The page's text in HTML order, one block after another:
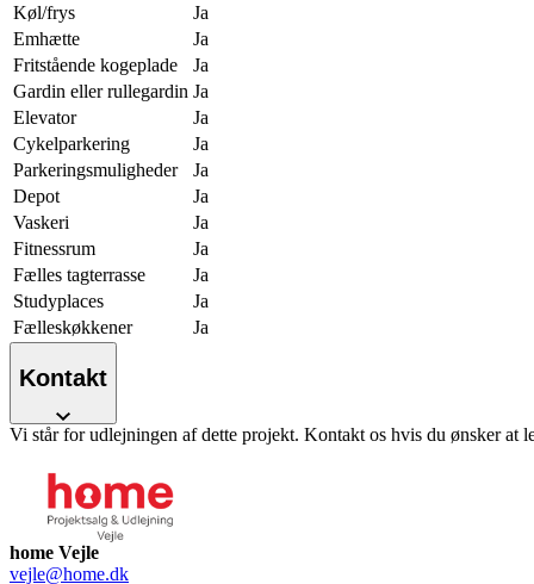
Køl/frys
Ja
Emhætte
Ja
Fritstående kogeplade
Ja
Gardin eller rullegardin Ja
Elevator
Ja
Cykelparkering
Ja
Parkeringsmuligheder
Ja
Depot
Ja
Vaskeri
Ja
Fitnessrum
Ja
Fælles tagterrasse
Ja
Studyplaces
Ja
Fælleskøkkener
Ja
Kontakt
Vi står for udlejningen af dette projekt. Kontakt os hvis du ønsker at
home Vejle
vejle@home.dk